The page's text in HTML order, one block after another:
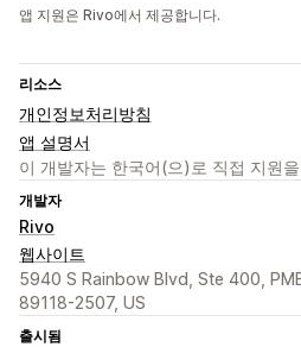
앱 지원은 Rivo에서 제공합니다.
리소스
개인정보처리방침
앱 설명서
이 개발자는 한국어(으)로 직접 지원
개발자
Rivo
웹사이트
5940 S Rainbow Blvd, Ste 400,
89118-2507, US
출시됨